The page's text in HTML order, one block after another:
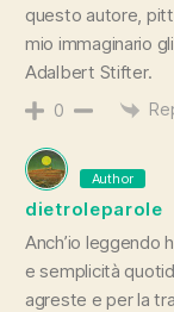
questo autore,
mio immaginario
Adalbert Stifter.
0
Author
dietroleparole
Anch’io leggendo
e semplicità
agreste e per la